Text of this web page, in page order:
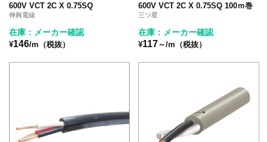
600V VCT 2C X 0.75SQ
伸興電線
在庫：メーカー確認
¥146/m（税抜）
600V VCT 2C X 0.75SQ 100ｍ巻
三ツ星
在庫：メーカー確認
¥117～/m（税抜）